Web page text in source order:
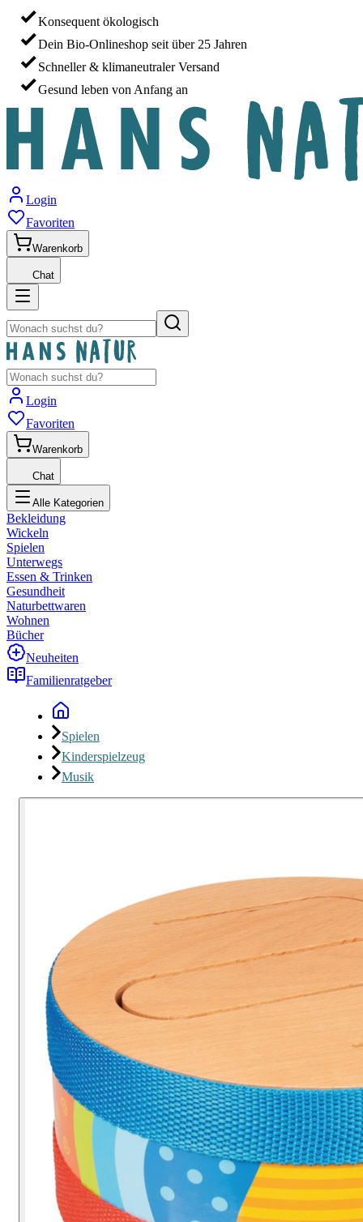
Konsequent ökologisch
Dein Bio-Onlineshop seit über 25 Jahren
Schneller & klimaneutraler Versand
Gesund leben von Anfang an
Login
Favoriten
Warenkorb
Chat
Login
Favoriten
Warenkorb
Chat
Alle Kategorien
Bekleidung
Wickeln
Spielen
Unterwegs
Essen & Trinken
Gesundheit
Naturbettwaren
Wohnen
Bücher
Neuheiten
Familienratgeber
Spielen
Kinderspielzeug
Musik